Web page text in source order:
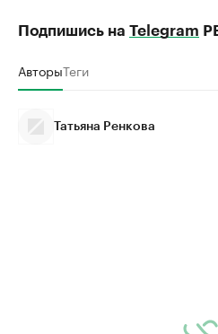
Подпишись на Telegram
АвторыТеги
Татьяна Ренкова